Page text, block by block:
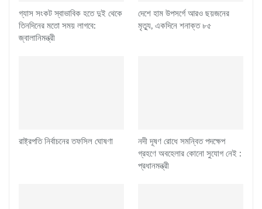
গ্যাস সংকট স্বাভাবিক হতে দুই থেকে
তিনদিনের মতো সময় লাগবে:
জ্বালানিমন্ত্রী
দেশে হাম উপসর্গে আরও ছয়জনের
মৃত্যু, একদিনে শনাক্ত ৮৫
রাষ্ট্রপতি নির্বাচনের তফসিল ঘোষণা
নদী দূষণ রোধে সমন্বিত পদক্ষেপ
গ্রহণে অবহেলার কোনো সুযোগ নেই :
প্রধানমন্ত্রী